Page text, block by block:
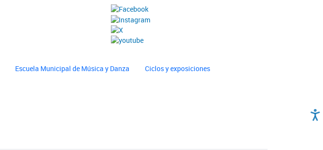
Escuela Municipal de Música y Danza
Ciclos y exposiciones